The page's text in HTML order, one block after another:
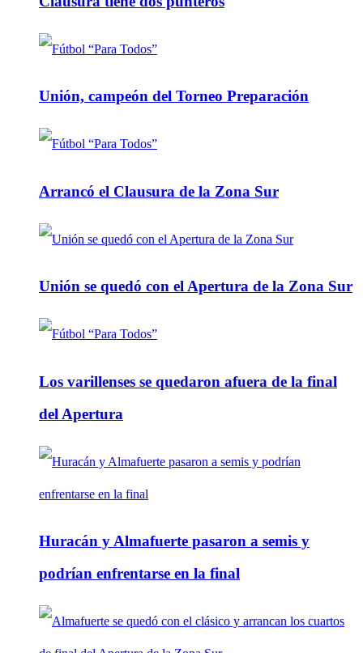
Unión, campeón del Torneo Preparación
Arrancó el Clausura de la Zona Sur
Unión se quedó con el Apertura de la Zona Sur
Los varillenses se quedaron afuera de la final
del Apertura
Huracán y Almafuerte pasaron a semis y
podrían enfrentarse en la final